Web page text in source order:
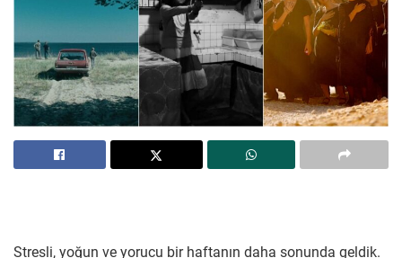
Stresli, yoğun ve yorucu bir haftanın daha sonunda geldik.